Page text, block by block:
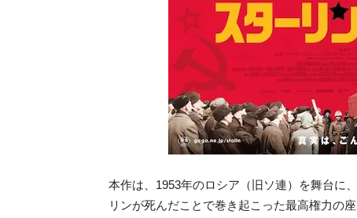
本作は、1953年のロシア（旧ソ連）を舞台に、
リンが死んだことで巻き起こった最高権力の